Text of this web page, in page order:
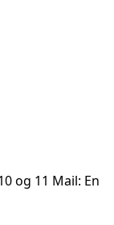
og 11 Mail: En